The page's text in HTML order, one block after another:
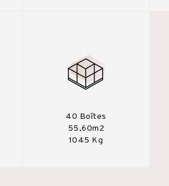
40 Boîtes
55,60m2
1045 Kg